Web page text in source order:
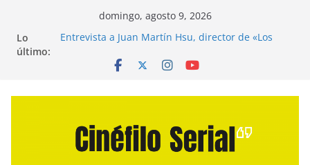
contenido
domingo, agosto 9, 2026
Lo
último:
Entrevista a Juan Martín Hsu, director de «Los
Crítica de «El Día D: Bajo Presión» de Anthony
Crítica de «Engendro» de Hanna Bergholm (2026)
Crítica de «La Odisea» de Christopher Nolan
(2026)